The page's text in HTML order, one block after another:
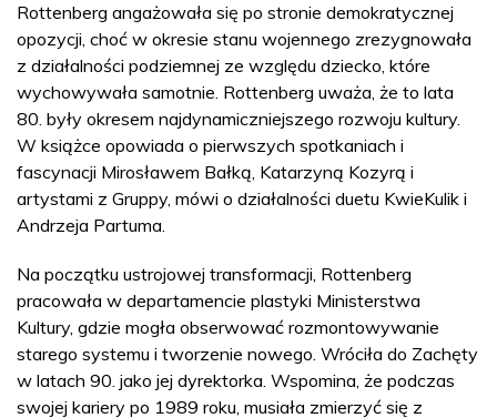
Rottenberg angażowała się po stronie demokratycznej
opozycji, choć w okresie stanu wojennego zrezygnowała
z działalności podziemnej ze względu dziecko, które
wychowywała samotnie. Rottenberg uważa, że to lata
80. były okresem najdynamiczniejszego rozwoju kultury.
W książce opowiada o pierwszych spotkaniach i
fascynacji Mirosławem Bałką, Katarzyną Kozyrą i
artystami z Gruppy, mówi o działalności duetu KwieKulik i
Andrzeja Partuma.
Na początku ustrojowej transformacji, Rottenberg
pracowała w departamencie plastyki Ministerstwa
Kultury, gdzie mogła obserwować rozmontowywanie
starego systemu i tworzenie nowego. Wróciła do Zachęty
w latach 90. jako jej dyrektorka. Wspomina, że podczas
swojej kariery po 1989 roku, musiała zmierzyć się z